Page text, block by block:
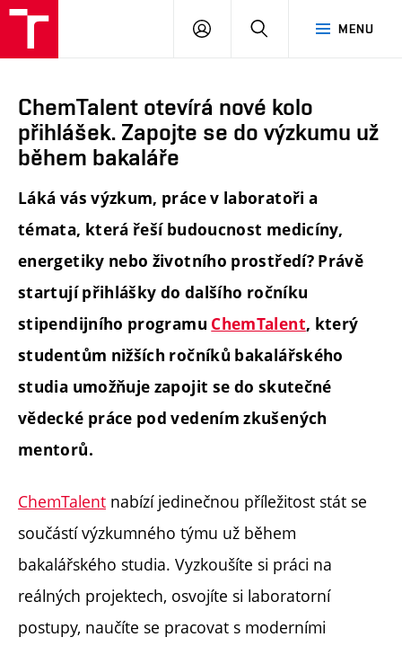
MENU
PŘIHLÁSIT
ChemTalent otevírá nové kolo
přihlášek. Zapojte se do výzkumu už
během bakaláře
Láká vás výzkum, práce v laboratoři a
témata, která řeší budoucnost medicíny,
energetiky nebo životního prostředí? Právě
startují přihlášky do dalšího ročníku
stipendijního programu ChemTalent, který
studentům nižších ročníků bakalářského
studia umožňuje zapojit se do skutečné
vědecké práce pod vedením zkušených
mentorů.
ChemTalent nabízí jedinečnou příležitost stát se
součástí výzkumného týmu už během
bakalářského studia. Vyzkoušíte si práci na
reálných projektech, osvojíte si laboratorní
postupy, naučíte se pracovat s moderními